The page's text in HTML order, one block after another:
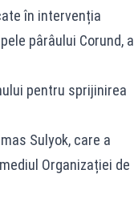
în intervenția
pârâului Corund, al
pentru sprijinirea
Sulyok, care a
Organizației de